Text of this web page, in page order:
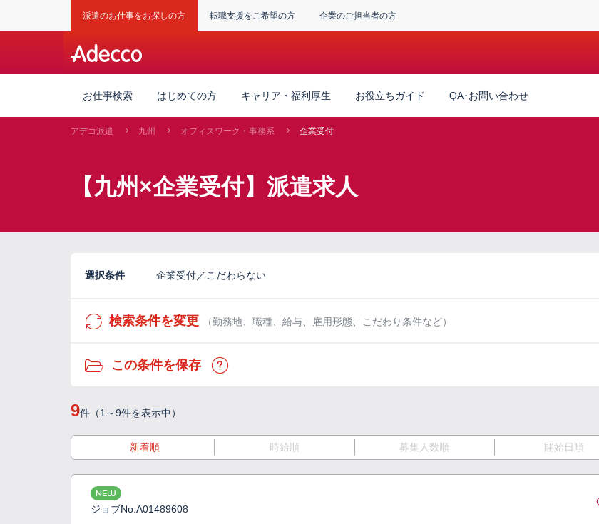
派遣のお仕事をお探しの方 転職支援をご希望の方 企業のご担当者の方
お仕事検索 はじめての方 キャリア・福利厚生 お役立ちガイド QA･お問い合わせ
アデコ派遣 九州 オフィスワーク・事務系 企業受付
【九州×企業受付】派遣求人
選択条件 企業受付／こだわらない
検索条件を変更 （勤務地、職種、給与、雇用形態、こだわり条件など）
この条件を保存
9件（1～9件を表示中）
新着順 時給順 募集人数順 開始日順
NEW
ジョブNo. A01489608